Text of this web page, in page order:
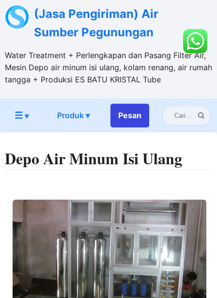
(Jasa Pengiriman) Air
Sumber Pegunungan
Water Treatment + Perlengkapan dan Pasang Filter Air,
Mesin Depo air minum isi ulang, kolam renang, air rumah
tangga + Produksi ES BATU KRISTAL Tube
☰▾ Produk ▾ Pesan
Depo Air Minum Isi Ulang